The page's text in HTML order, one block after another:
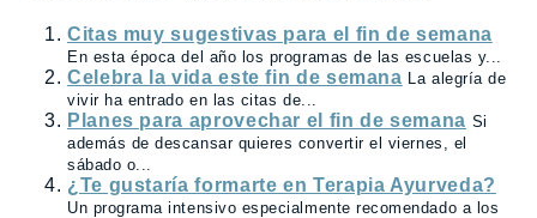
Citas muy sugestivas para el fin de semana
En esta época del año los programas de las escuelas y...
Celebra la vida este fin de semana La alegría de
vivir ha entrado en las citas de...
Planes para aprovechar el fin de semana Si
además de descansar quieres convertir el viernes, el
sábado o...
¿Te gustaría formarte en Terapia Ayurveda?
Un programa intensivo especialmente recomendado a los